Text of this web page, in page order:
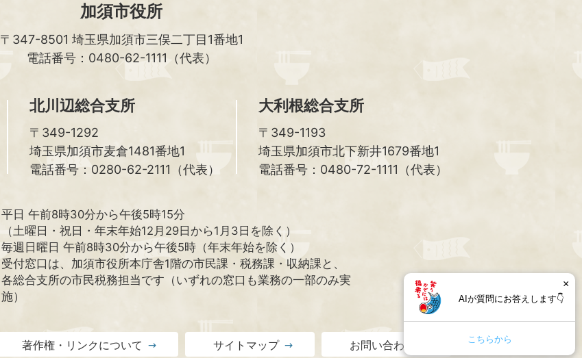
加須市役所
〒347-8501 埼玉県加須市三俣二丁目1番地1
電話番号：0480-62-1111（代表）
北川辺総合支所
〒349-1292
埼玉県加須市麦倉1481番地1
電話番号：0280-62-2111（代表）
大利根総合支所
〒349-1193
埼玉県加須市北下新井1679番地1
電話番号：0480-72-1111（代表）
平日 午前8時30分から午後5時15分
（土曜日・祝日・年末年始12月29日から1月3日を除く）
毎週日曜日 午前8時30分から午後5時（年末年始を除く）
受付窓口は、加須市役所本庁舎1階の市民課・税務課・収納課と、
各総合支所の市民税務担当です（いずれの窓口も業務の一部のみ実
施）
著作権・リンクについて サイトマップ お問い合わせ
AIが質問にお答えします👇
こちらから
×